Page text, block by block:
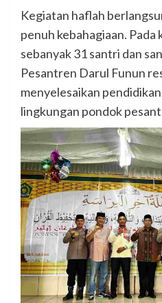
Kegiatan haflah
penuh kebahagiaan.
sebanyak 31 santri dan
Pesantren Darul Funun
menyelesaikan
lingkungan pondok